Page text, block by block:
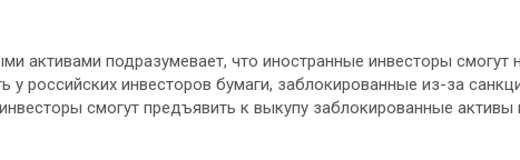
активами подразумевает, что иностранные инвесторы смогут
у российских инвесторов бумаги, заблокированные из-за
смогут предъявить к выкупу заблокированные активы